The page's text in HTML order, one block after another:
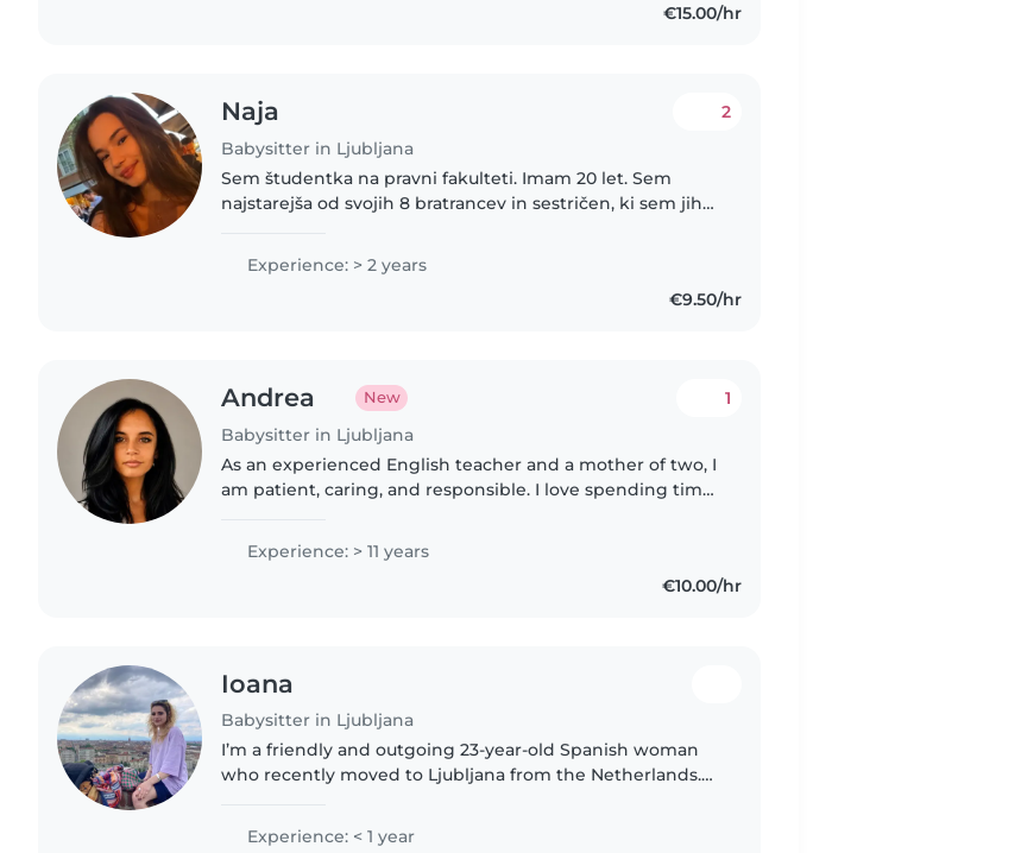
€15.00/hr
Naja
Babysitter in Ljubljana
2
Sem študentka na pravni fakulteti. Imam 20 let. Sem
najstarejša od svojih 8 bratrancev in sestričen, ki sem jih
družinah in nikoli..
Experience: > 2 years
€9.50/hr
Andrea New
Babysitter in Ljubljana
1
As an experienced English teacher and a mother of two, I
am patient, caring, and responsible. I love spending time
Experience: > 11 years
€10.00/hr
Ioana
Babysitter in Ljubljana
I’m a friendly and outgoing 23-year-old Spanish woman
who recently moved to Ljubljana from the Netherlands.
become very adaptable..
Experience: < 1 year